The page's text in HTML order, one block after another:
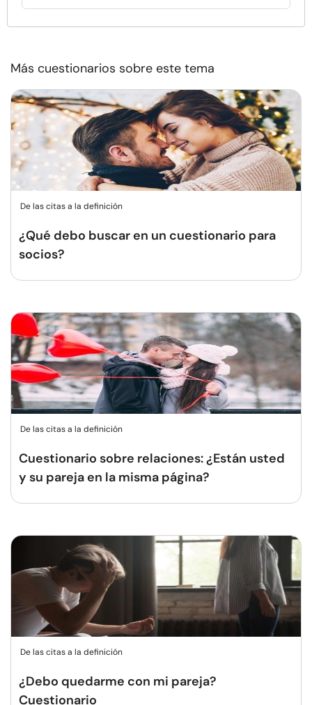
Más cuestionarios sobre este tema
De las citas a la definición
¿Qué debo buscar en un cuestionario para
socios?
De las citas a la definición
Cuestionario sobre relaciones: ¿Están usted
y su pareja en la misma página?
De las citas a la definición
¿Debo quedarme con mi pareja?
Cuestionario